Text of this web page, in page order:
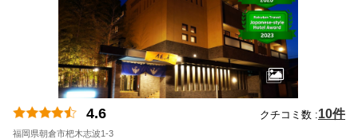
4.6 クチコミ数 :10件
福岡県朝倉市杷木志波1-3